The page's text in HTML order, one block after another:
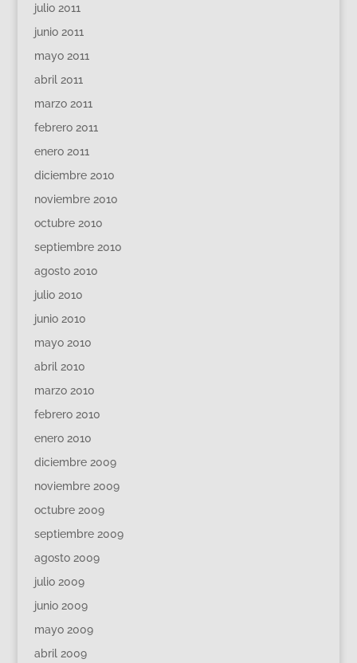
julio 2011
junio 2011
mayo 2011
abril 2011
marzo 2011
febrero 2011
enero 2011
diciembre 2010
noviembre 2010
octubre 2010
septiembre 2010
agosto 2010
julio 2010
junio 2010
mayo 2010
abril 2010
marzo 2010
febrero 2010
enero 2010
diciembre 2009
noviembre 2009
octubre 2009
septiembre 2009
agosto 2009
julio 2009
junio 2009
mayo 2009
abril 2009